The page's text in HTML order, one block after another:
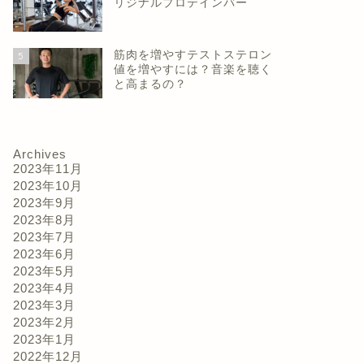
リジナルプロテインバー
5
筋肉を増やすテストステロン
値を増やすには？音楽を聴く
と高まるの？
Archives
2023年11月
2023年10月
2023年9月
2023年8月
2023年7月
2023年6月
2023年5月
2023年4月
2023年3月
2023年2月
2023年1月
2022年12月